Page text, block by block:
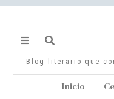
Blog literario que
Inicio